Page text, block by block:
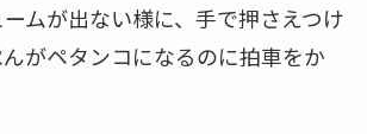
ムが出ない様に、手で押さえつけ
がペタンコになるのに拍車をか